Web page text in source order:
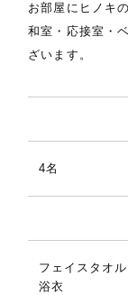
お部屋にヒノキ
和室・応接室・
ざいます。
4名
フェイスタオ
浴衣